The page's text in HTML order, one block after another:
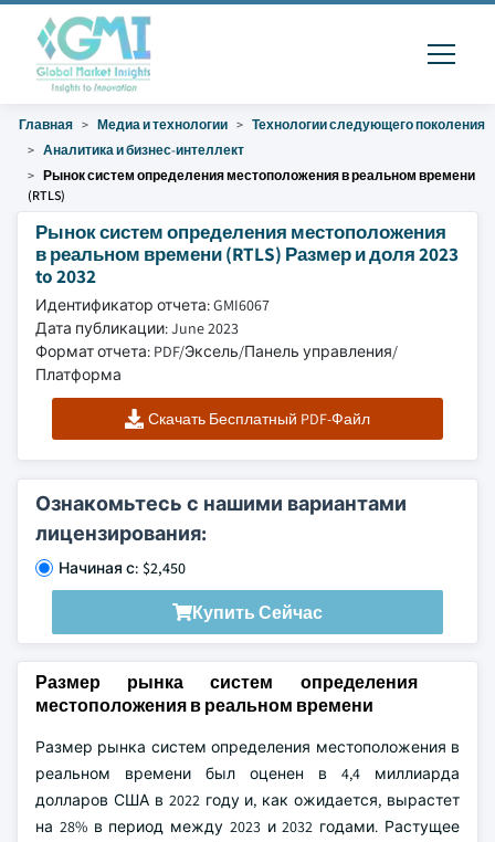
Главная Медиа и технологии
Технологии следующего поколения
Аналитика и бизнес-интеллект
Рынок систем определения местоположения в реальном времени
(RTLS)
Рынок систем определения местоположения
в реальном времени (RTLS) Размер и доля 2023
to 2032
Идентификатор отчета: GMI6067
Дата публикации: June 2023
Формат отчета: PDF/Эксель/Панель управления/
Платформа
Скачать Бесплатный PDF-Файл
Ознакомьтесь с нашими вариантами
лицензирования:
Начиная с: $2,450
Купить Сейчас
Размер рынка систем определения
местоположения в реальном времени
Размер рынка систем определения местоположения в
реальном времени был оценен в 4,4 миллиарда
долларов США в 2022 году и, как ожидается, вырастет
на 28% в период между 2023 и 2032 годами. Растущее